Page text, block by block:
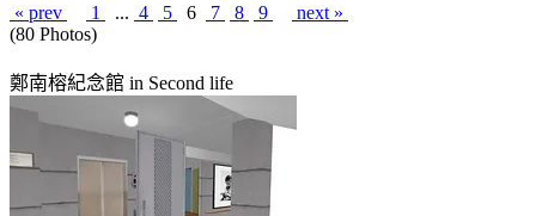
« prev 1 ... 4 5 6 7 8 9
next »
(80 Photos)
鄭南榕紀念館 in Second life